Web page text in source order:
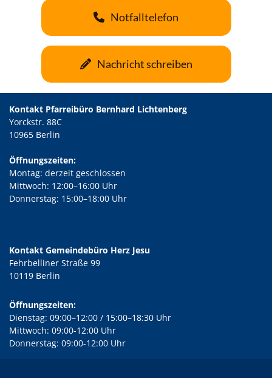
Notfalltelefon
Nachricht schreiben
Kontakt Pfarreibüro Bernhard Lichtenberg
Yorckstr. 88C
10965 Berlin
Öffnungszeiten:
Montag: derzeit geschlossen
Mittwoch: 12:00–16:00 Uhr
Donnerstag: 15:00–18:00 Uhr
Kontakt Gemeindebüro Herz Jesu
Fehrbelliner Straße 99
10119 Berlin
Öffnungszeiten:
Dienstag: 09:00–12:00 / 15:00–18:30 Uhr
Mittwoch: 09:00-12:00 Uhr
Donnerstag: 09:00-12:00 Uhr